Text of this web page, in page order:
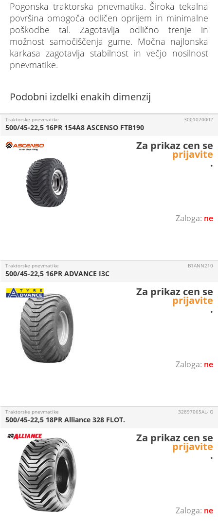
Pogonska traktorska pnevmatika. Široka tekalna
površina omogoča odličen oprijem in minimalne
poškodbe tal. Zagotavlja odlično trenje in
možnost samočiščenja gume. Močna najlonska
karkasa zagotavlja stabilnost in večjo nosilnost
pnevmatike.
Podobni izdelki enakih dimenzij
ne
Traktorske pnevmatike
500/45-22,5 16PR 154A8 ASCENSO FTB190
3001070002
Za prikaz cen se
prijavite
.
ne
Traktorske pnevmatike
500/45-22,5 16PR ADVANCE I3C
B1ANN210
Za prikaz cen se
prijavite
.
ne
Traktorske pnevmatike
500/45-22,5 18PR Alliance 328 FLOT.
32897065AL-IG
Za prikaz cen se
prijavite
.